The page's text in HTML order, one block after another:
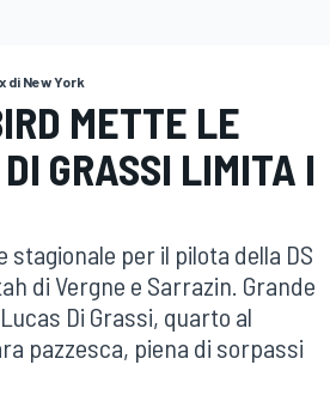
di New York
METTE LE
GRASSI LIMITA I
per il pilota della DS
di Vergne e Sarrazin. Grande
Di Grassi, quarto al
pazzesca, piena di sorpassi